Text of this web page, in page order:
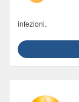
infezioni.